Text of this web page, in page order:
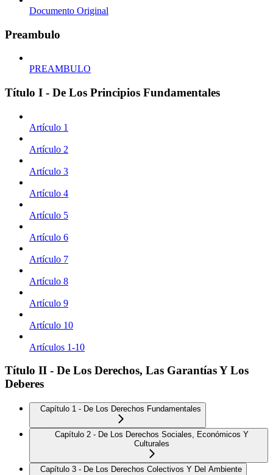
Documento Original
Preambulo
PREAMBULO
Título I - De Los Principios Fundamentales
Artículo 1
Artículo 2
Artículo 3
Artículo 4
Artículo 5
Artículo 6
Artículo 7
Artículo 8
Artículo 9
Artículo 10
Artículos 1-10
Título II - De Los Derechos, Las Garantías Y Los
Deberes
Capítulo 1 - De Los Derechos Fundamentales
Capítulo 2 - De Los Derechos Sociales, Económicos Y
Culturales
Capítulo 3 - De Los Derechos Colectivos Y Del Ambiente